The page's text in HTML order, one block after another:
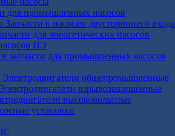
для промышленных насосов
Запчасти к насосам двустороннего входа
для энергетических насосов
ПЭ
запчасти для промышленных насосов
Электродвигатели общепромышленные
Электродвигатели взрывозащищенные
высоковольтные
установки